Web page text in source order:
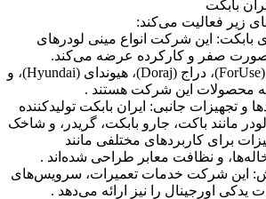
زیر فعالیت می‌کند:
این شرکت انواع مینی لودرهای
صورت صفر و کارکرده عرضه می‌کند.
برندهایی مانند فوریوز (ForUse)، دراج (Doraj)، هیوندای (Hyundai)، و
و تجهیزات جانبی: ایران بابکت تولیدکننده
لودر مانند باکت، جارو بابکت، گریدر، و شاخک
برای کاربردهای مختلفی مانند
و نظافت معابر طراحی شده‌اند .
این شرکت خدمات تعمیرات، سرویس‌های
یدکی اورجینال را نیز ارائه می‌دهد .